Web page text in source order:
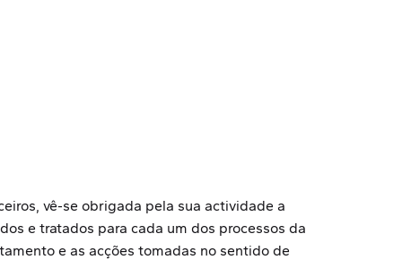
vê-se obrigada pela sua actividade a
e tratados para cada um dos processos da
e as acções tomadas no sentido de